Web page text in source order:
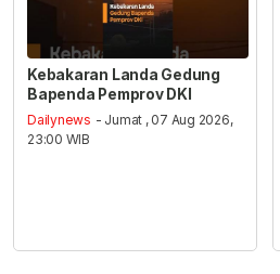
Kebakaran Landa Gedung
Bapenda Pemprov DKI
Dailynews - Jumat , 07 Aug 2026,
23:00 WIB